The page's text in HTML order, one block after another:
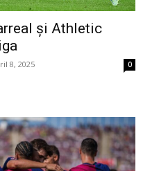
și Athletic
8, 2025 0